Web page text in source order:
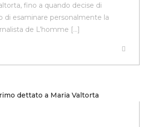
fino a quando decise di
di esaminare personalmente la
de L’homme […]